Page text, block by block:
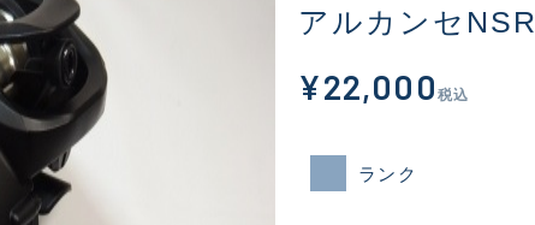
アルカンセNSR
¥22,000 税込
ランク